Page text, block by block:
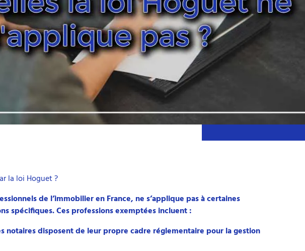
la loi Hoguet ?
de l’immobilier en France, ne s’applique pas à certaines
spécifiques. Ces professions exemptées incluent :
notaires disposent de leur propre cadre réglementaire pour la gestion